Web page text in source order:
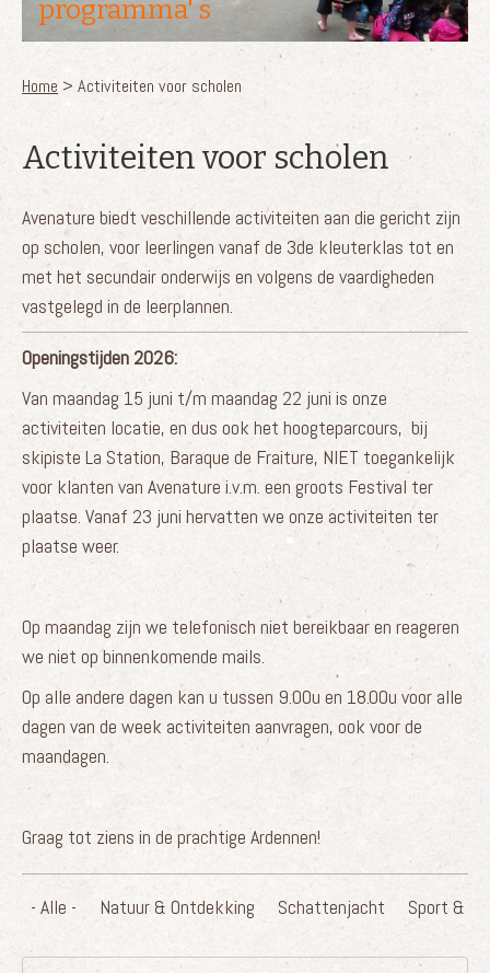
programma' s
U bent hier
Home > Activiteiten voor scholen
Activiteiten voor scholen
Avenature biedt veschillende activiteiten aan die gericht zijn
op scholen, voor leerlingen vanaf de 3de kleuterklas tot en
met het secundair onderwijs en volgens de vaardigheden
vastgelegd in de leerplannen.
Openingstijden 2026:
Van maandag 15 juni t/m maandag 22 juni is onze
activiteiten locatie, en dus ook het hoogteparcours, bij
skipiste La Station, Baraque de Fraiture, NIET toegankelijk
voor klanten van Avenature i.v.m. een groots Festival ter
plaatse. Vanaf 23 juni hervatten we onze activiteiten ter
plaatse weer.
Op maandag zijn we telefonisch niet bereikbaar en reageren
we niet op binnenkomende mails.
Op alle andere dagen kan u tussen 9.00u en 18.00u voor alle
dagen van de week activiteiten aanvragen, ook voor de
maandagen.
Graag tot ziens in de prachtige Ardennen!
- Alle - Natuur & Ontdekking Schattenjacht Sport &